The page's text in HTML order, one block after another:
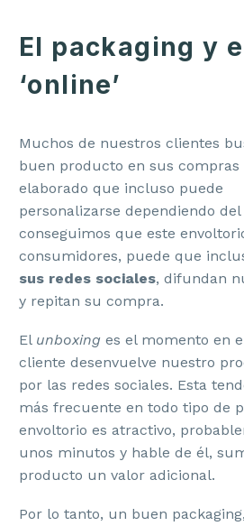
El packaging y
‘online’
Muchos de nuestros clientes
buen producto en sus compras
elaborado que incluso puede
personalizarse dependiendo
conseguimos que este
consumidores, puede que
sus redes sociales, difundan
y repitan su compra.
El unboxing es el momento en
cliente desenvuelve nuestro
por las redes sociales. Esta
más frecuente en todo tipo de
envoltorio es atractivo,
unos minutos y hable de él,
producto un valor adicional.
Por lo tanto, un buen